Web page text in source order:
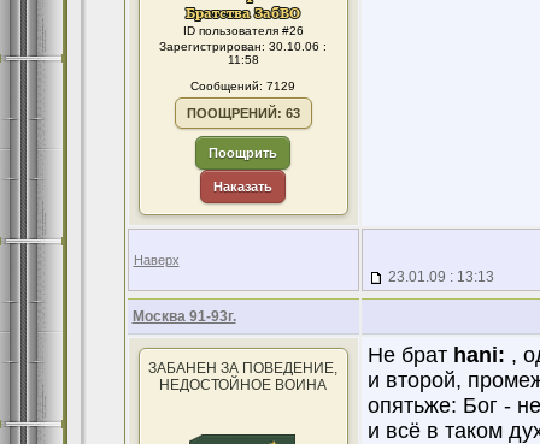
ID пользователя #26
Зарегистрирован: 30.10.06 :
11:58
Сообщений: 7129
ПООЩРЕНИЙ: 63
Поощрить
Наказать
Наверх
23.01.09 : 13:13
Москва 91-93г.
ЗАБАНЕН ЗА ПОВЕДЕНИЕ,
НЕДОСТОЙНОЕ ВОИНА
Не брат hani: ,
и второй,
опятьже: Бог -
и всё в таком